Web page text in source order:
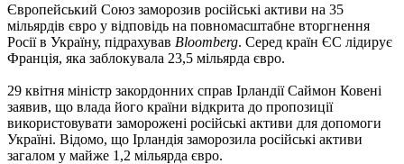
Європейський Союз заморозив російські активи на 35
мільярдів євро у відповідь на повномасштабне вторгнення
Росії в Україну, підрахував Bloomberg. Серед країн ЄС лідирує
Франція, яка заблокувала 23,5 мільярда євро.
29 квітня міністр закордонних справ Ірландії Саймон Ковені
заявив, що влада його країни відкрита до пропозиції
використовувати заморожені російські активи для допомоги
Україні. Відомо, що Ірландія заморозила російські активи
загалом у майже 1,2 мільярда євро.